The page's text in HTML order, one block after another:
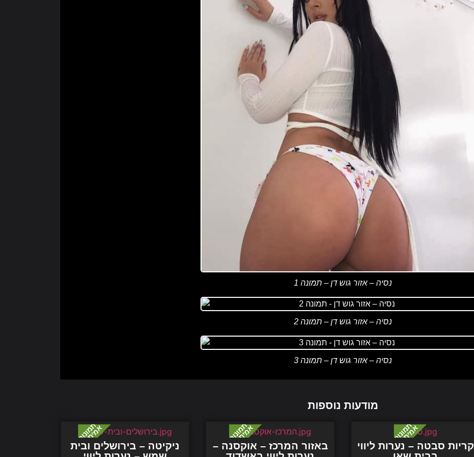
נסיה – אזור גוש דן – תמונה 1
נסיה – אזור גוש דן – תמונה 2
נסיה – אזור גוש דן – תמונה 3
מודעות נוספות
ניקיטה – בירושלים ובית
באזור המרכז – אוקסנה –
קריות סבטה – נערות ליווי